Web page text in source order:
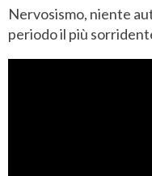
Nervosismo, niente
periodo il più